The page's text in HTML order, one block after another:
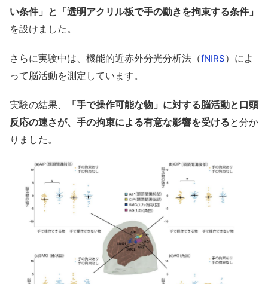
い条件」と「透明アクリル板で手の動きを拘束する条件」
を設けました。
さらに実験中は、機能的近赤外分光分析法（fNIRS）によ
って脳活動を測定しています。
実験の結果、
「手で操作可能な物」に対する脳活動と口頭
反応の速さが、手の拘束による有意な影響を受けると分か
りました。